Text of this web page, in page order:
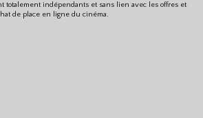
totalement indépendants et sans lien avec les offres et
de place en ligne du cinéma.